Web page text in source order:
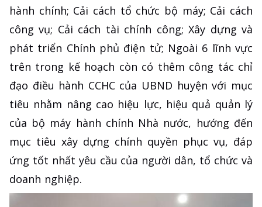
hành chính; Cải cách tổ chức bộ máy; Cải cách
công vụ; Cải cách tài chính công; Xây dựng và
phát triển Chính phủ điện tử; Ngoài 6 lĩnh vực
trên trong kế hoạch còn có thêm công tác chỉ
đạo điều hành CCHC của UBND huyện với mục
tiêu nhằm nâng cao hiệu lực, hiệu quả quản lý
của bộ máy hành chính Nhà nước, hướng đến
mục tiêu xây dựng chính quyền phục vụ, đáp
ứng tốt nhất yêu cầu của người dân, tổ chức và
doanh nghiệp.